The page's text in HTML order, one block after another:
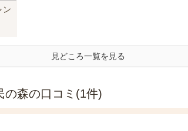
ン
見どころ一覧を見る
の森の口コミ(1件)